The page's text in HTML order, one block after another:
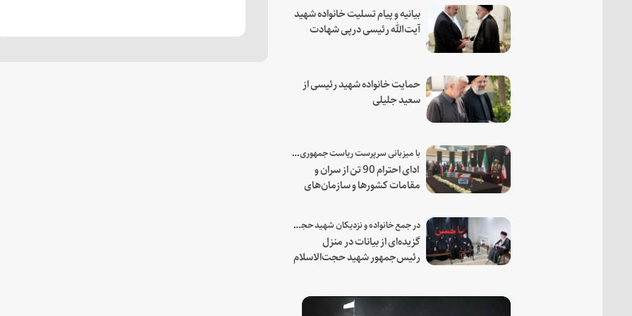
بیانیه و پیام تسلیت خانواده شهید
آیت‌الله رئیسی درپی شهادت
حمایت خانواده شهید رئیسی از
سعید جلیلی
با میزبانی سرپرست ریاست جمهوری صورت گرفت؛
ادای احترام 90 تن از سران و
مقامات کشورها و سازمان‌های
در جمع خانواده و نزدیکان شهید حجت‌الاسلام‌والمسلمین رئیسی:
گزیده‌ای از بیانات در منزل
رئیس‌جمهور شهید حجت‌الاسلام